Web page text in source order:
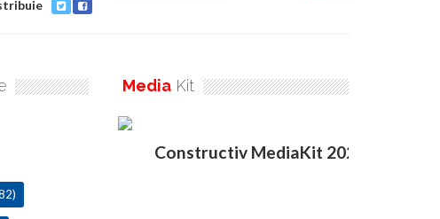
Media Kit
Constructiv MediaKit 2020